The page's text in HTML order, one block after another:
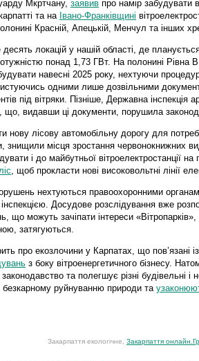
Мкртчану, заявив про намір забудувати
та на Івано-Франківщині
Красній, Апецькій, Менчул та інших
локацій у нашій області, де
понад 1,73 ГВт. На полонині Рівна
навесні 2025 року, нехтуючи
одними лише дозвільними
під вітряки. Пізніше, Державна інспекція
, що, видавши ці документи, порушила
нову лісову автомобільну дорогу для
знищили місця зростання червонокнижних
і до майбутньої вітроелектростанції на
, щоб прокласти нові високовольтні лінії
нехтуються правоохоронними
Досудове розслідування вже
що можуть зачіпати інтереси
затягуються.
про екозлочини у Карпатах, що пов’язані
з боку вітроенергетичного бізнесу.
та полегшує різні будівельні і
безкарному руйнуванню природи та
Закарпаття екологічне, Закарпаття